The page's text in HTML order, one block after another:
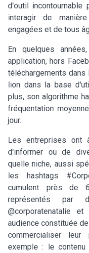
d'outil incontournable
interagir de
engagées et de tous
En quelques
application, hors
téléchargements
lion dans la base
plus, son algorithme
fréquentation
jour.
Les entreprises ont
d'informer ou de
quelle niche, aussi
les hashtags
cumulent près de
représentés par
@corporatenatalie
audience constituée
commercialiser
exemple : le